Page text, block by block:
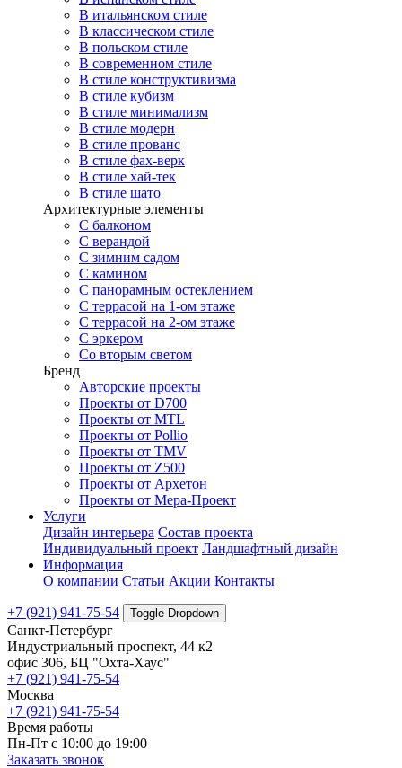
В итальянском стиле
В классическом стиле
В польском стиле
В современном стиле
В стиле конструктивизма
В стиле кубизм
В стиле минимализм
В стиле модерн
В стиле прованс
В стиле фах-верк
В стиле хай-тек
В стиле шато
Архитектурные элементы
С балконом
С верандой
С зимним садом
С камином
С панорамным остеклением
С террасой на 1-ом этаже
С террасой на 2-ом этаже
С эркером
Со вторым светом
Бренд
Авторские проекты
Проекты от D700
Проекты от MTL
Проекты от Pollio
Проекты от TMV
Проекты от Z500
Проекты от Архетон
Проекты от Мера-Проект
Услуги
Дизайн интерьера Состав проекта
Индивидуальный проект Ландшафтный дизайн
Информация
О компании Статьи Акции Контакты
+7 (921) 941-75-54 Toggle Dropdown
Санкт-Петербург
Индустриальный проспект, 44 к2
офис 306, БЦ "Охта-Хаус"
+7 (921) 941-75-54
Москва
+7 (921) 941-75-54
Время работы
Пн-Пт с 10:00 до 19:00
Заказать звонок